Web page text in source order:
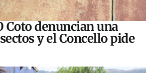
Coto denuncian una
y el Concello pide